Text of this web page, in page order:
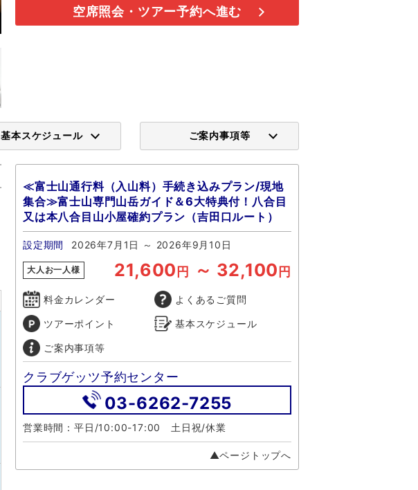
空席照会・ツアー予約へ進む
基本スケジュール ご案内事項等
≪富士山通行料（入山料）手続き込みプラン/現地
集合≫富士山専門山岳ガイド＆6大特典付！八合目
又は本八合目山小屋確約プラン（吉田口ルート）
設定期間 2026年7月1日 ～ 2026年9月10日
大人お一人様 21,600 円 ～ 32,100 円
料金カレンダー よくあるご質問
ツアーポイント 基本スケジュール
ご案内事項等
クラブゲッツ予約センター
03-6262-7255
営業時間：平日/10:00-17:00 土日祝/休業
▲ページトップへ